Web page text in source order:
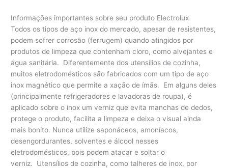
Informações importantes sobre seu produto Electrolux
Todos os tipos de aço inox do mercado, apesar de resistentes,
podem sofrer corrosão (ferrugem) quando atingidos por
produtos de limpeza que contenham cloro, como alvejantes e
água sanitária. Diferentemente dos utensílios de cozinha,
muitos eletrodomésticos são fabricados com um tipo de aço
inox magnético que permite a xação de ímãs. Em alguns deles
(principalmente refrigeradores e lavadoras de roupa), é
aplicado sobre o inox um verniz que evita manchas de dedos,
protege o produto, facilita a limpeza e deixa o visual ainda
mais bonito. Nunca utilize saponáceos, amoníacos,
desengordurantes, solventes e álcool nesses
eletrodomésticos, pois podem atacar e soltar o
verniz. Utensílios de cozinha, como talheres de inox, por